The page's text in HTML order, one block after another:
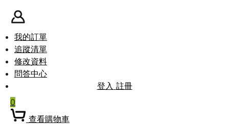
我的訂單
追蹤清單
修改資料
問答中心
登入 註冊
0
查看購物車